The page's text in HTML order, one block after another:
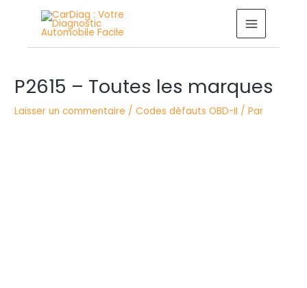
MAIN
MENU
P2615 – Toutes les marques
Laisser un commentaire /Codes défauts OBD-II / Par
articles